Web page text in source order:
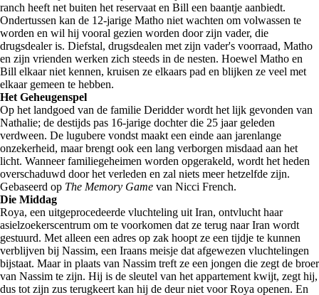
ranch heeft net buiten het reservaat en Bill een baantje aanbiedt.
Ondertussen kan de 12-jarige Matho niet wachten om volwassen te
worden en wil hij vooral gezien worden door zijn vader, die
drugsdealer is. Diefstal, drugsdealen met zijn vader's voorraad, Matho
en zijn vrienden werken zich steeds in de nesten. Hoewel Matho en
Bill elkaar niet kennen, kruisen ze elkaars pad en blijken ze veel met
elkaar gemeen te hebben.
Het Geheugenspel
Op het landgoed van de familie Deridder wordt het lijk gevonden van
Nathalie; de destijds pas 16-jarige dochter die 25 jaar geleden
verdween. De lugubere vondst maakt een einde aan jarenlange
onzekerheid, maar brengt ook een lang verborgen misdaad aan het
licht. Wanneer familiegeheimen worden opgerakeld, wordt het heden
overschaduwd door het verleden en zal niets meer hetzelfde zijn.
Gebaseerd op The Memory Game van Nicci French.
Die Middag
Roya, een uitgeprocedeerde vluchteling uit Iran, ontvlucht haar
asielzoekerscentrum om te voorkomen dat ze terug naar Iran wordt
gestuurd. Met alleen een adres op zak hoopt ze een tijdje te kunnen
verblijven bij Nassim, een Iraans meisje dat afgewezen vluchtelingen
bijstaat. Maar in plaats van Nassim treft ze een jongen die zegt de broer
van Nassim te zijn. Hij is de sleutel van het appartement kwijt, zegt hij,
dus tot zijn zus terugkeert kan hij de deur niet voor Roya openen. En